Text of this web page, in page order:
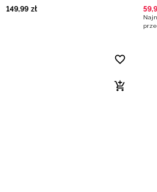
Lewandowska - czarny
149,99 zł
59,